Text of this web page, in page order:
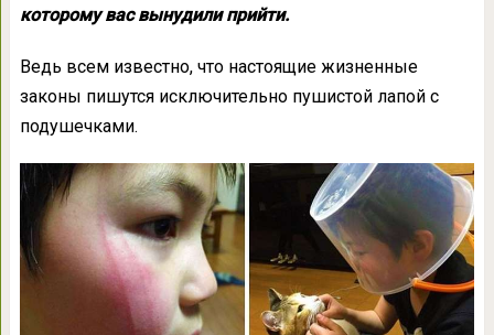
которому вас вынудили прийти.
Ведь всем известно, что настоящие жизненные
законы пишутся исключительно пушистой лапой с
подушечками.